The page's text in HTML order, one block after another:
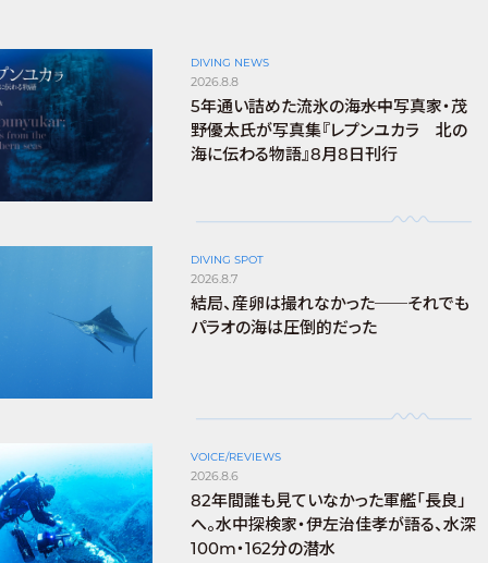
DIVING NEWS
2026.8.8
5年通い詰めた流氷の海――水中写真家・茂
野優太氏が写真集『レプンユカラ 北の
海に伝わる物語』8月8日刊行
DIVING SPOT
2026.8.7
結局、産卵は撮れなかった──それでも
パラオの海は圧倒的だった
VOICE/REVIEWS
2026.8.6
82年間誰も見ていなかった軍艦「長良」
へ。水中探検家・伊左治佳孝が語る、水深
100m・162分の潜水